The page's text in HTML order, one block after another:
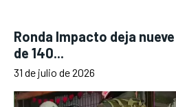
Ronda Impacto deja
de 140...
31 de julio de 2026